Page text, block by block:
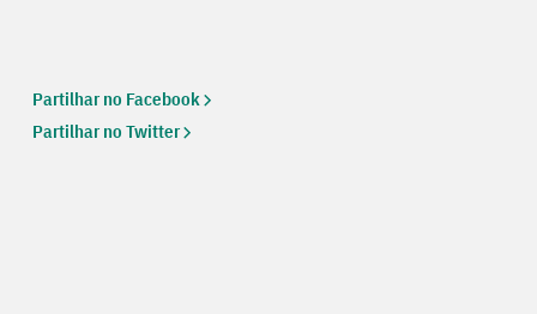
Partilhar no Facebook
Partilhar no Twitter